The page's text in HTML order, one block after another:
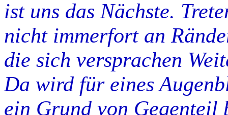
ist uns das Nächste.
nicht immerfort an
die sich versprachen
Da wird für eines
ein Grund von Gegenteil